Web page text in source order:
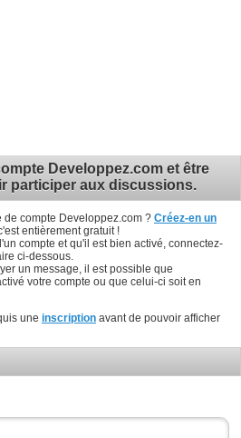
Developpez.com et être
participer aux discussions.
de compte Developpez.com ? Créez-en un
c'est entièrement gratuit !
compte et qu'il est bien activé, connectez-
ci-dessous.
un message, il est possible que
votre compte ou que celui-ci soit en
une inscription avant de pouvoir afficher